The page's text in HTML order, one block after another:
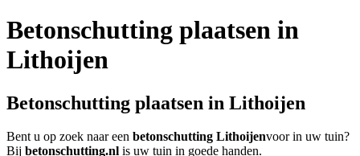
Betonschutting plaatsen in
Lithoijen
Betonschutting plaatsen in Lithoijen
Bent u op zoek naar een betonschutting Lithoijenvoor in uw tuin?
Bij betonschutting.nl is uw tuin in goede handen.